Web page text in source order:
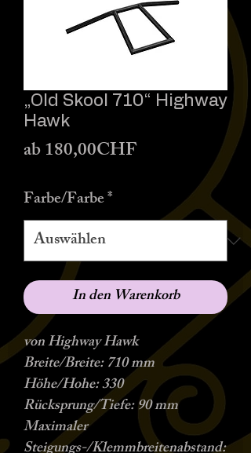
„Old Skool 710“ Highway
Hawk
ab180,00CHFSale-
Farbe/Farbe*
In den Warenkorb
von Highway Hawk
Breite/Breite: 710 mm
Höhe/Hohe: 330
Rücksprung/Tiefe: 90 mm
Maximaler